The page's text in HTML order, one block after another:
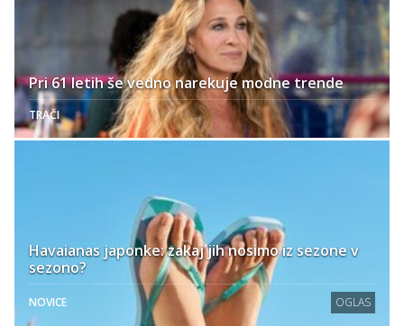
Pri 61 letih še vedno narekuje modne trende
TRAČI
Havaianas japonke: zakaj jih nosimo iz sezone v
sezono?
NOVICE OGLAS